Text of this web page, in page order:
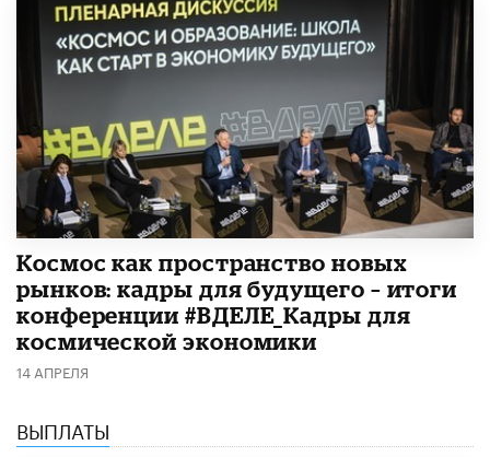
Космос как пространство новых
рынков: кадры для будущего – итоги
конференции #ВДЕЛЕ_Кадры для
космической экономики
14 АПРЕЛЯ
ВЫПЛАТЫ